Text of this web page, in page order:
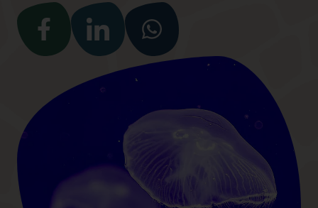
(Link öffnet einen neuen Tab)
(Link öffnet einen neuen Tab)
(Link öffnet einen neuen